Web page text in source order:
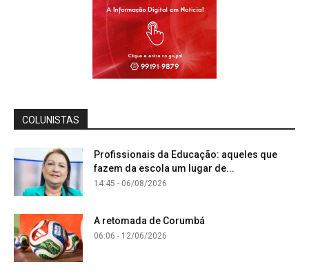
COLUNISTAS
Profissionais da Educação: aqueles que
fazem da escola um lugar de...
14:45 - 06/08/2026
A retomada de Corumbá
06:06 - 12/06/2026